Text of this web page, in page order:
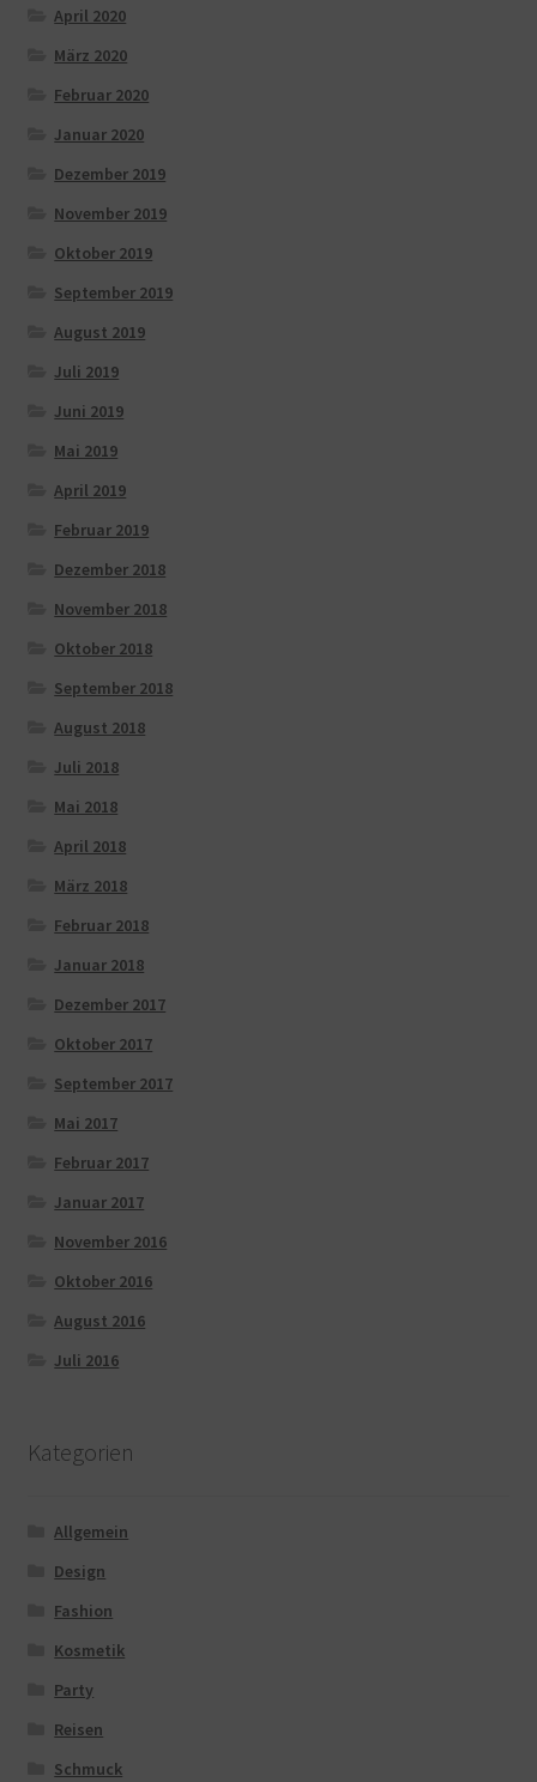
April 2020
März 2020
Februar 2020
Januar 2020
Dezember 2019
November 2019
Oktober 2019
September 2019
August 2019
Juli 2019
Juni 2019
Mai 2019
April 2019
Februar 2019
Dezember 2018
November 2018
Oktober 2018
September 2018
August 2018
Juli 2018
Mai 2018
April 2018
März 2018
Februar 2018
Januar 2018
Dezember 2017
Oktober 2017
September 2017
Mai 2017
Februar 2017
Januar 2017
November 2016
Oktober 2016
August 2016
Juli 2016
Kategorien
Allgemein
Design
Fashion
Kosmetik
Party
Reisen
Schmuck